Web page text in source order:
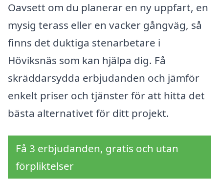
Oavsett om du planerar en ny uppfart, en
mysig terass eller en vacker gångväg, så
finns det duktiga stenarbetare i
Höviksnäs som kan hjälpa dig. Få
skräddarsydda erbjudanden och jämför
enkelt priser och tjänster för att hitta det
bästa alternativet för ditt projekt.
Få 3 erbjudanden, gratis och utan
förpliktelser